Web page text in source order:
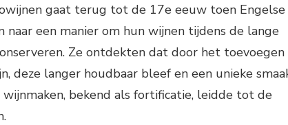
gaat terug tot de 17e eeuw toen Engelse
naar een manier om hun wijnen tijdens de lange
Ze ontdekten dat door het toevoegen
deze langer houdbaar bleef en een unieke
wijnmaken, bekend als fortificatie, leidde tot de